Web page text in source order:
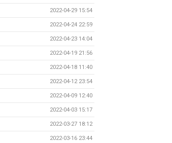
2022-04-29 15:54
2022-04-24 22:59
2022-04-23 14:04
2022-04-19 21:56
2022-04-18 11:40
2022-04-12 23:54
2022-04-09 12:40
2022-04-03 15:17
2022-03-27 18:12
2022-03-16 23:44